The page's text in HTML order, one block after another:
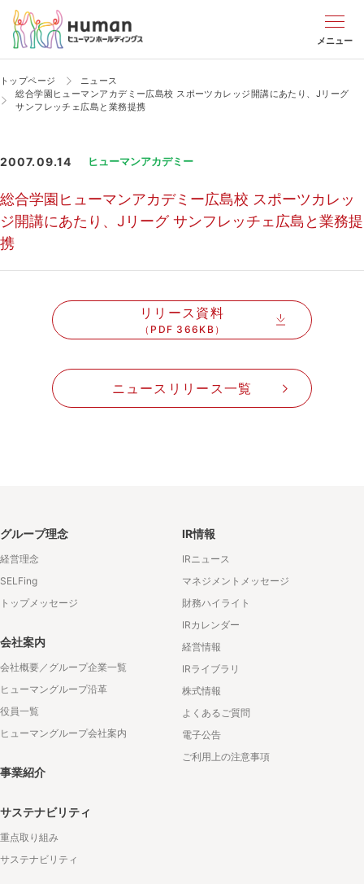
メニュー
トップページ
ニュース
総合学園ヒューマンアカデミー広島校 スポーツカレッジ開講にあたり、Jリーグ
サンフレッチェ広島と業務提携
2007.09.14 ヒューマンアカデミー
総合学園ヒューマンアカデミー広島校 スポーツカレッ
ジ開講にあたり、Jリーグ サンフレッチェ広島と業務提
携
リリース資料
（PDF 366KB）
ニュースリリース一覧
グループ理念
経営理念
SELFing
トップメッセージ
会社案内
会社概要／グループ企業一覧
ヒューマングループ沿革
役員一覧
ヒューマングループ会社案内
事業紹介
サステナビリティ
重点取り組み
サステナビリティ
IR情報
IRニュース
マネジメントメッセージ
財務ハイライト
IRカレンダー
経営情報
IRライブラリ
株式情報
よくあるご質問
電子公告
ご利用上の注意事項